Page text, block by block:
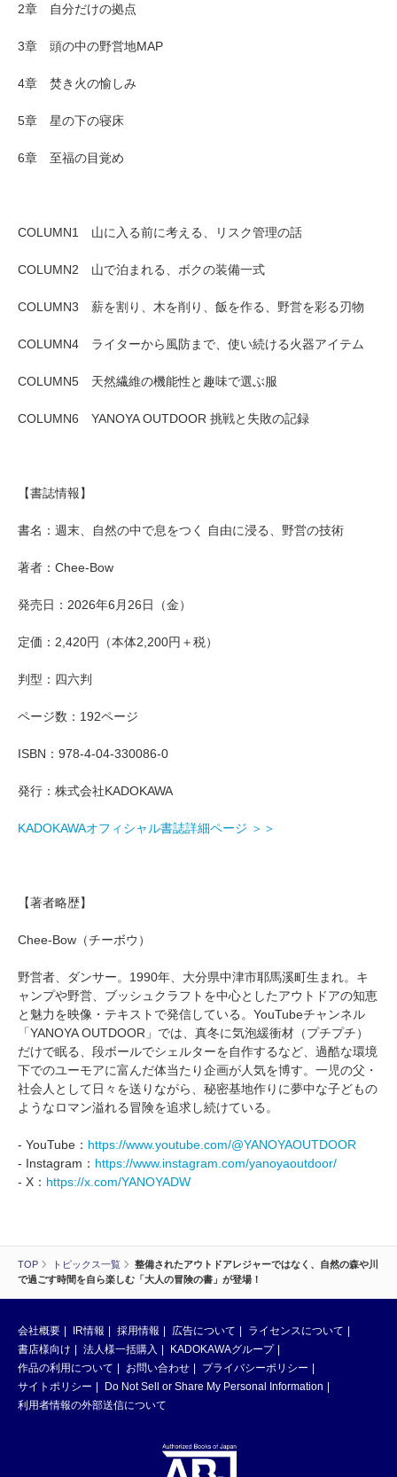
TOP トピックス一覧
整備されたアウトドアレジャーではなく、自然の森や川
で過ごす時間を自ら楽しむ「大人の冒険の書」が登場！
2章 自分だけの拠点
3章 頭の中の野営地MAP
4章 焚き火の愉しみ
5章 星の下の寝床
6章 至福の目覚め
COLUMN1 山に入る前に考える、リスク管理の話
COLUMN2 山で泊まれる、ボクの装備一式
COLUMN3 薪を割り、木を削り、飯を作る、野営を彩る刃物
COLUMN4 ライターから風防まで、使い続ける火器アイテム
COLUMN5 天然繊維の機能性と趣味で選ぶ服
COLUMN6 YANOYA OUTDOOR 挑戦と失敗の記録
【書誌情報】
書名：週末、自然の中で息をつく 自由に浸る、野営の技術
著者：Chee-Bow
発売日：2026年6月26日（金）
定価：2,420円（本体2,200円＋税）
判型：四六判
ページ数：192ページ
ISBN：978-4-04-330086-0
発行：株式会社KADOKAWA
KADOKAWAオフィシャル書誌詳細ページ ＞＞
【著者略歴】
Chee-Bow（チーボウ）
野営者、ダンサー。1990年、大分県中津市耶馬溪町生まれ。キ
ャンプや野営、ブッシュクラフトを中心としたアウトドアの知恵
と魅力を映像・テキストで発信している。YouTubeチャンネル
「YANOYA OUTDOOR」では、真冬に気泡緩衝材（プチプチ）
だけで眠る、段ボールでシェルターを自作するなど、過酷な環境
下でのユーモアに富んだ体当たり企画が人気を博す。一児の父・
社会人として日々を送りながら、秘密基地作りに夢中な子どもの
ようなロマン溢れる冒険を追求し続けている。
- YouTube： https://www.youtube.com/@YANOYAOUTDOOR
- Instagram： https://www.instagram.com/yanoyaoutdoor/
- X： https://x.com/YANOYADW
会社概要 IR情報 採用情報 広告について
ライセンスについて
書店様向け
法人様一括購入
KADOKAWAグループ
作品の利用について
お問い合わせ
プライバシーポリシー
サイトポリシー
Do Not Sell or Share My Personal Information
利用者情報の外部送信について